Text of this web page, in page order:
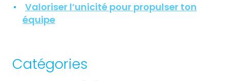
Valoriser l’unicité pour propulser ton
équipe
Catégories